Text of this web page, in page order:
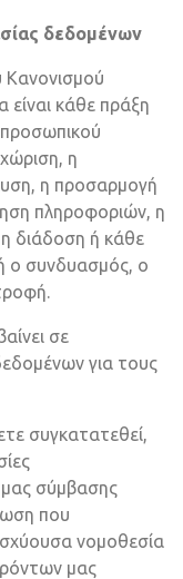
δεδομένων
κάθε πράξη
η
η προσαρμογή
πληροφοριών, η
διάδοση ή κάθε
ο συνδυασμός, ο
σε
για τους
συγκατατεθεί,
μας σύμβασης
που
νομοθεσία
μας